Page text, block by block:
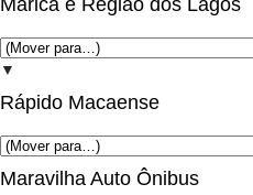
Maricá e Região dos Lagos
▼
Rápido Macaense
Maravilha Auto Ônibus